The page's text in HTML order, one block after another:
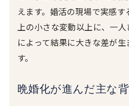
えます。婚活の現場で実感
上の小さな変動以上に、一
によって結果に大きな差が
す。
晩婚化が進んだ主な